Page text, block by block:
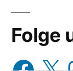
Folge
Facebook
X